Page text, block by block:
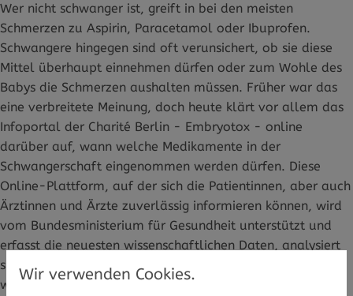
Wer nicht schwanger ist, greift in bei den meisten
Schmerzen zu Aspirin, Paracetamol oder Ibuprofen.
Schwangere hingegen sind oft verunsichert, ob sie diese
Mittel überhaupt einnehmen dürfen oder zum Wohle des
Babys die Schmerzen aushalten müssen. Früher war das
eine verbreitete Meinung, doch heute klärt vor allem das
Infoportal der Charité Berlin - Embryotox - online
darüber auf, wann welche Medikamente in der
Schwangerschaft eingenommen werden dürfen. Diese
Online-Plattform, auf der sich die Patientinnen, aber auch
Ärztinnen und Ärzte zuverlässig informieren können, wird
vom Bundesministerium für Gesundheit unterstützt und
erfasst die neuesten wissenschaftlichen Daten, analysiert
sie und gibt die Informationen in verständlicher Form
weiter. Einfach den Namen des Medikamentes in die App
Wir verwenden Cookies.